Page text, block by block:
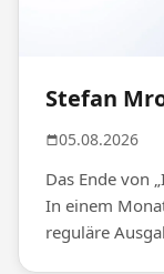
Stefan
05.08.2026
Das Ende von
In einem
reguläre